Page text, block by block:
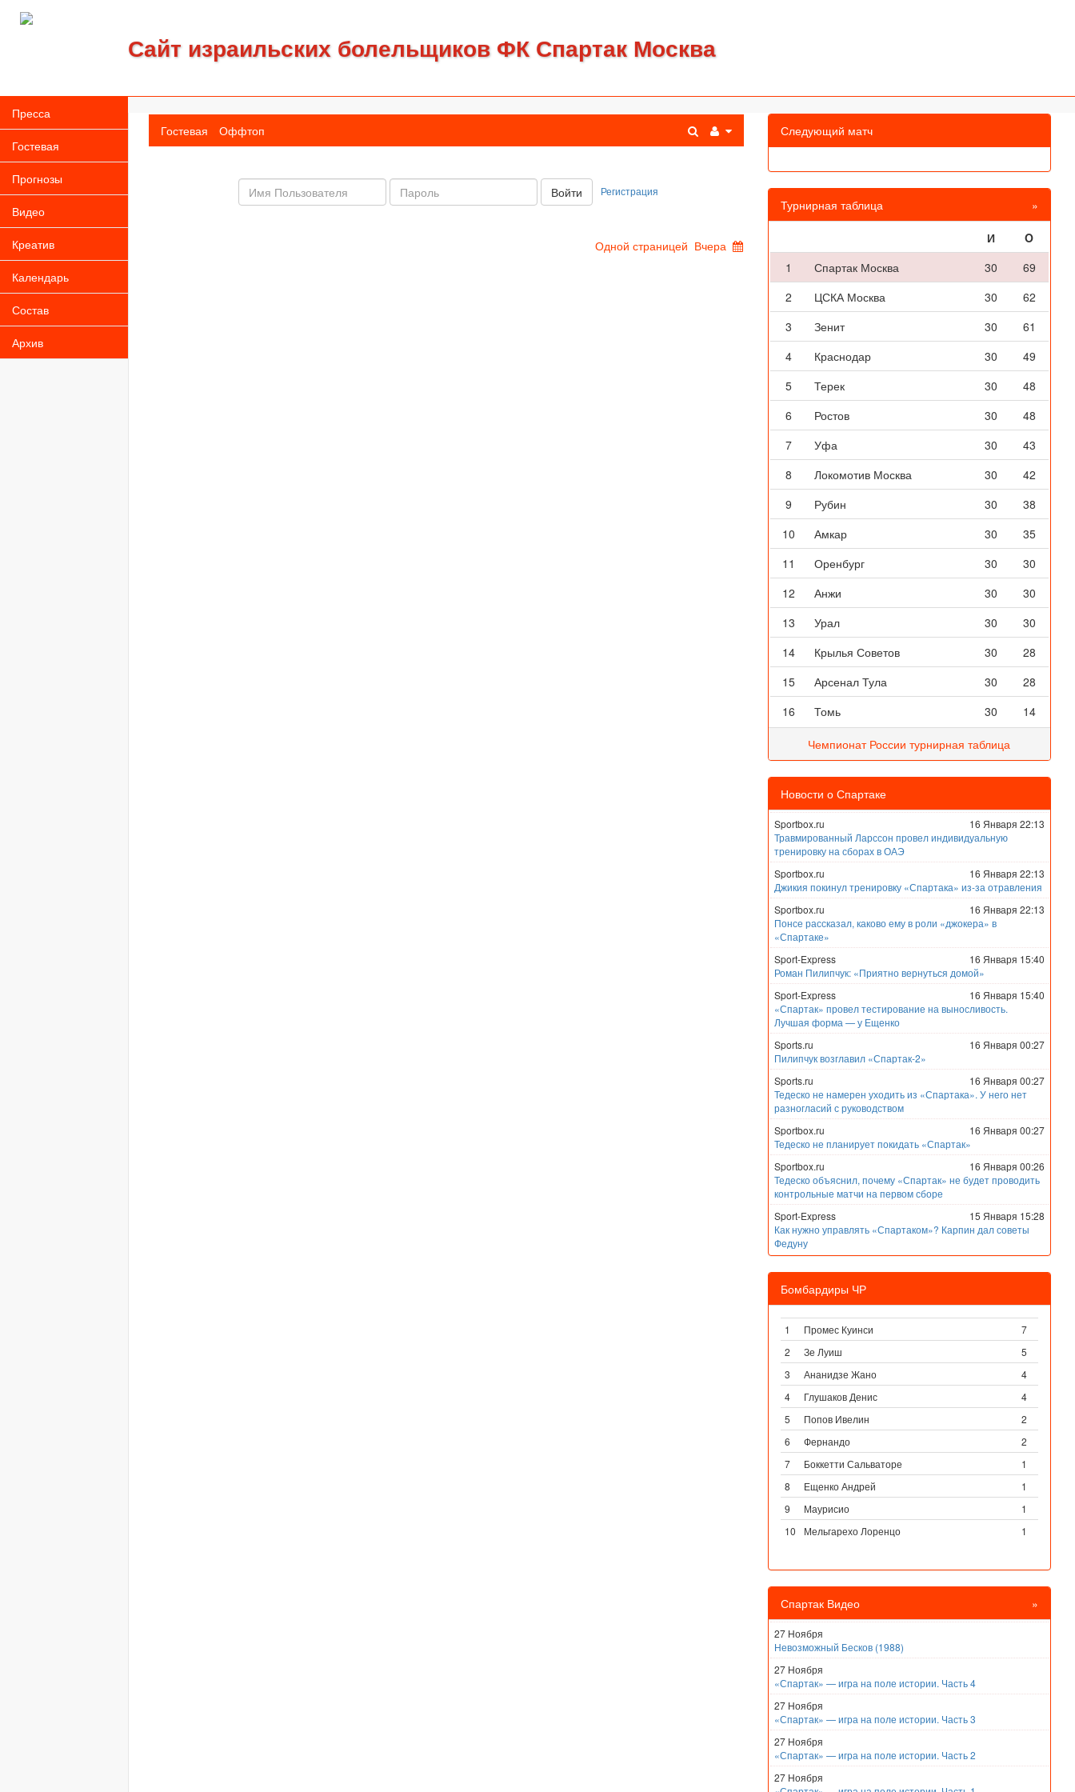
Сайт израильских болельщиков ФК Спартак Москва
Пресса
Гостевая
Прогнозы
Видео
Креатив
Календарь
Состав
Архив
Гостевая Оффтоп
Имя
пользователя
Пароль: Войти Регистрация
Одной страницей Вчера
Следующий матч
Турнирная таблица »
И
O
1
Спартак Москва 30
69
2
ЦСКА Москва 30
62
3
Зенит 30
61
4
Краснодар 30
49
5
Терек 30
48
6
Ростов 30
48
7
Уфа 30
43
8
Локомотив Москва 30
42
9
Рубин 30
38
10
Амкар 30
35
11
Оренбург 30
30
12
Анжи 30
30
13
Урал 30
30
14
Крылья Советов 30
28
15
Арсенал Тула 30
28
16
Томь 30 14
Чемпионат России турнирная таблица
Новости о Спартаке
Sportbox.ru
16 Января 22:13
Травмированный Ларссон провел индивидуальную
тренировку на сборах в ОАЭ
Sportbox.ru
16 Января 22:13
Джикия покинул тренировку «Спартака» из-за отравления
Sportbox.ru
16 Января 22:13
Понсе рассказал, каково ему в роли «джокера» в
«Спартаке»
Sport-Express
16 Января 15:40
Роман Пилипчук: «Приятно вернуться домой»
Sport-Express
16 Января 15:40
«Спартак» провел тестирование на выносливость.
Лучшая форма — у Ещенко
Sports.ru
16 Января 00:27
Пилипчук возглавил «Спартак-2»
Sports.ru
16 Января 00:27
Тедеско не намерен уходить из «Спартака». У него нет
разногласий с руководством
Sportbox.ru
16 Января 00:27
Тедеско не планирует покидать «Спартак»
Sportbox.ru
16 Января 00:26
Тедеско объяснил, почему «Спартак» не будет проводить
контрольные матчи на первом сборе
Sport-Express
15 Января 15:28
Как нужно управлять «Спартаком»? Карпин дал советы
Федуну
Бомбардиры ЧР
1 Промес Куинси
7
2
Зе Луиш
5
3
Ананидзе Жано
4
4
Глушаков Денис
4
5
Попов Ивелин
2
6
Фернандо
2
7
Боккетти Сальваторе
1
8
Ещенко Андрей
1
9
Маурисио
1
10
Мельгарехо Лоренцо 1
Спартак Видео »
27 Ноября
Невозможный Бесков (1988)
27 Ноября
«Спартак» — игра на поле истории. Часть 4
27 Ноября
«Спартак» — игра на поле истории. Часть 3
27 Ноября
«Спартак» — игра на поле истории. Часть 2
27 Ноября